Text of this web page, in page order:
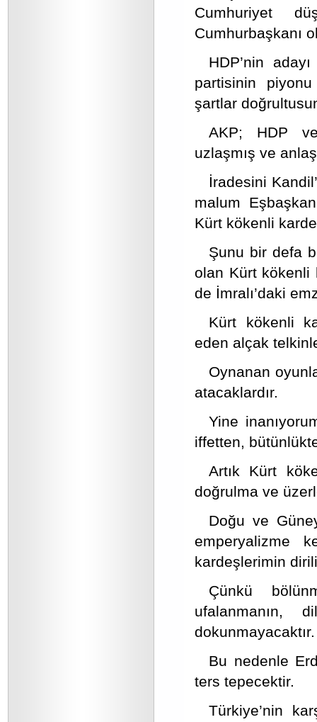
Cumhuriyet
Cumhurbaşkanı
HDP’nin
partisinin
şartlar
AKP; HDP ve
uzlaşmış ve
İradesini
malum
Kürt kökenli
Şunu bir defa
olan Kürt kökenli
de İmralı’daki
Kürt kökenli
eden alçak
Oynanan
atacaklardır.
Yine
iffetten,
Artık Kürt
doğrulma ve
Doğu ve
emperyalizme
kardeşlerimin
Çünkü
ufalanmanın,
dokunmayacaktır.
Bu nedenle
ters tepecektir.
Türkiye’nin